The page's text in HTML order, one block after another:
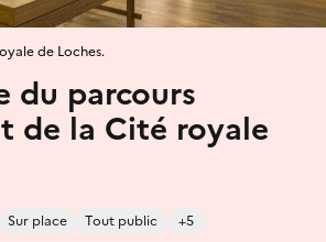
du parcours
de la Cité royale
Sur place Tout public +5
de Loches.